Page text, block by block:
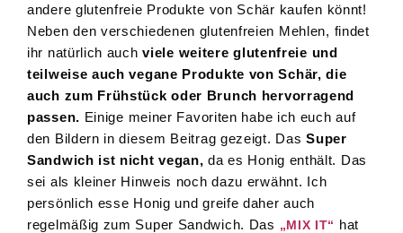
andere glutenfreie Produkte von Schär kaufen könnt!
Neben den verschiedenen glutenfreien Mehlen, findet
ihr natürlich auchviele weitere glutenfreie und
teilweise auch vegane Produkte von Schär, die
auch zum Frühstück oder Brunch hervorragend
passen. Einige meiner Favoriten habe ich euch auf
den Bildern in diesem Beitrag gezeigt. DasSuper
Sandwich ist nicht vegan, da es Honig enthält. Das
sei als kleiner Hinweis noch dazu erwähnt. Ich
persönlich esse Honig und greife daher auch
regelmäßig zum Super Sandwich. Das „MIX IT“ hat